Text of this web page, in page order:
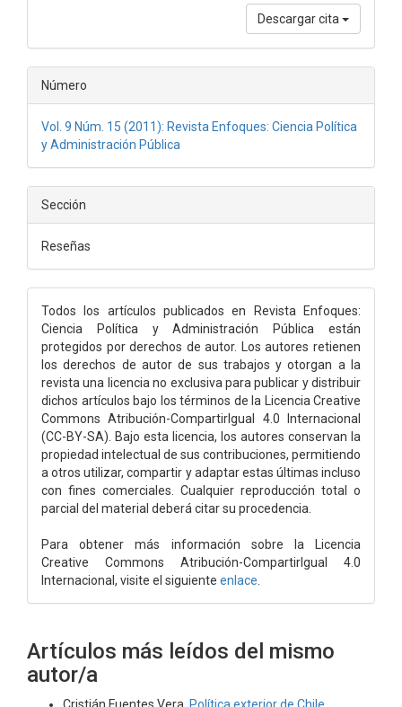
Descargar cita
Número
Vol. 9 Núm. 15 (2011): Revista Enfoques: Ciencia Política
y Administración Pública
Sección
Reseñas
Todos los artículos publicados en Revista Enfoques:
Ciencia Política y Administración Pública están
protegidos por derechos de autor. Los autores retienen
los derechos de autor de sus trabajos y otorgan a la
revista una licencia no exclusiva para publicar y distribuir
dichos artículos bajo los términos de la Licencia Creative
Commons Atribución-CompartirIgual 4.0 Internacional
(CC-BY-SA). Bajo esta licencia, los autores conservan la
propiedad intelectual de sus contribuciones, permitiendo
a otros utilizar, compartir y adaptar estas últimas incluso
con fines comerciales. Cualquier reproducción total o
parcial del material deberá citar su procedencia.
Para obtener más información sobre la Licencia
Creative Commons Atribución-CompartirIgual 4.0
Internacional, visite el siguiente enlace
Artículos más leídos del mismo
autor/a
Cristián Fuentes Vera, Política exterior de Chile